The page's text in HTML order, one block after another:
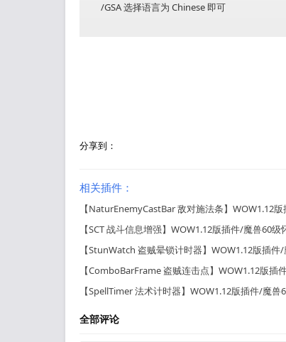
/GSA 选择语言为 Chinese 即可
分享到：
相关插件：
【NaturEnemyCastBar 敌对施法条】WOW1.12
【SCT 战斗信息增强】WOW1.12版插件/魔兽60级
【StunWatch 盗贼晕锁计时器】WOW1.12版插
【ComboBarFrame 盗贼连击点】WOW1.12版插
【SpellTimer 法术计时器】WOW1.12版插件/魔兽
全部评论